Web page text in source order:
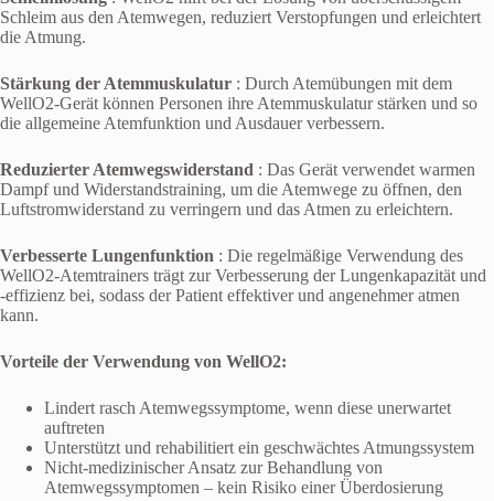
Schleim aus den Atemwegen, reduziert Verstopfungen und erleichtert
die Atmung.
Stärkung der Atemmuskulatur : Durch Atemübungen mit dem
WellO2-Gerät können Personen ihre Atemmuskulatur stärken und so
die allgemeine Atemfunktion und Ausdauer verbessern.
Reduzierter Atemwegswiderstand : Das Gerät verwendet warmen
Dampf und Widerstandstraining, um die Atemwege zu öffnen, den
Luftstromwiderstand zu verringern und das Atmen zu erleichtern.
Verbesserte Lungenfunktion : Die regelmäßige Verwendung des
WellO2-Atemtrainers trägt zur Verbesserung der Lungenkapazität und
-effizienz bei, sodass der Patient effektiver und angenehmer atmen
kann.
Vorteile der Verwendung von WellO2:
Lindert rasch Atemwegssymptome, wenn diese unerwartet
auftreten
Unterstützt und rehabilitiert ein geschwächtes Atmungssystem
Nicht-medizinischer Ansatz zur Behandlung von
Atemwegssymptomen – kein Risiko einer Überdosierung